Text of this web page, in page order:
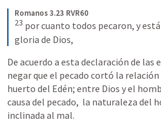
Romanos 3.23 RVR60
23 por cuanto todos pecaron, y
gloria de Dios,
De acuerdo a esta declaración de las
negar que el pecado cortó la
huerto del Edén; entre Dios y el
causa del pecado,  la naturaleza del
inclinada al mal.